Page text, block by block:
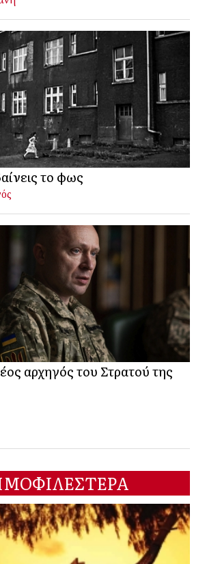
το φως
αρχηγός του Στρατού της